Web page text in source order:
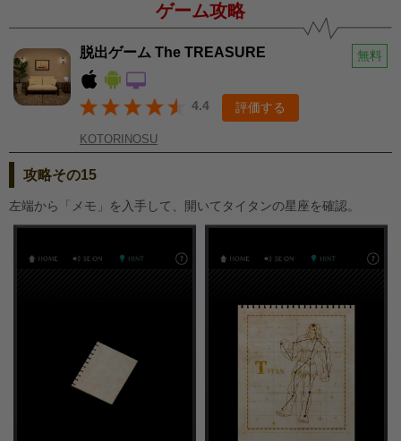
ゲーム攻略
脱出ゲーム The TREASURE 無料
4.4 評価する
KOTORINOSU
攻略その15
左端から「メモ」を入手して、開いてタイタンの星座を確認。